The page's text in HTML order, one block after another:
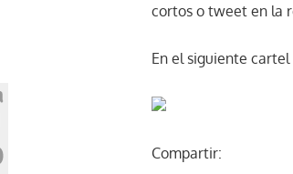
cortos o tweet en la
En el siguiente
Compartir: